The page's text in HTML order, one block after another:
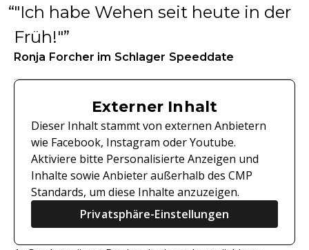
"Ich habe Wehen seit heute in der
Früh!"
Ronja Forcher im Schlager Speeddate
Externer Inhalt
Dieser Inhalt stammt von externen Anbietern
wie Facebook, Instagram oder Youtube.
Aktiviere bitte Personalisierte Anzeigen und
Inhalte sowie Anbieter außerhalb des CMP
Standards, um diese Inhalte anzuzeigen.
Privatsphäre-Einstellungen